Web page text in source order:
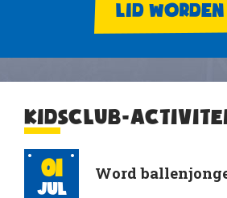
LID WORDEN
KIDSCLUB-
01
Jul
Word